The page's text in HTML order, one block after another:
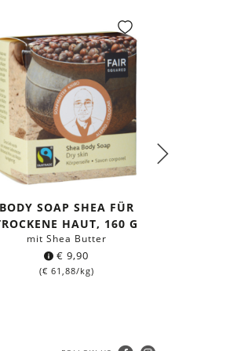
BODY SOAP SHEA FÜR
HAUT, 160 G
mit Shea Butter
€ 9,90
(€ 61,88/kg)